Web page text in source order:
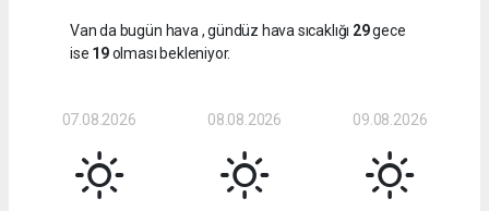
Van da bugün hava , gündüz hava sıcaklığı 29gece
ise 19olması bekleniyor.
07.08.2026 08.08.2026 09.08.2026